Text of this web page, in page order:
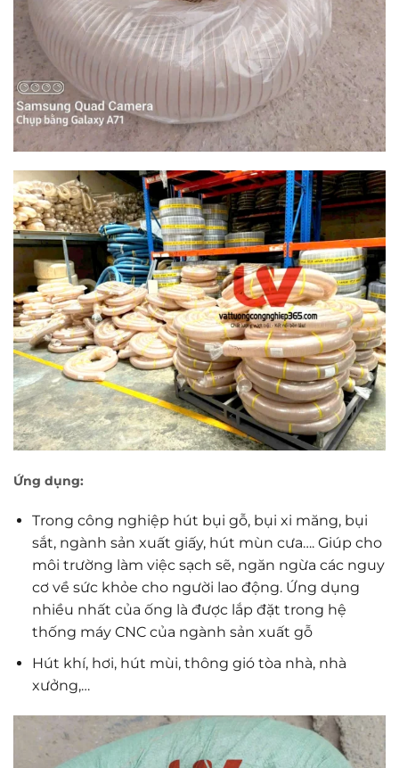
Ứng dụng:
Trong công nghiệp hút bụi gỗ, bụi xi măng, bụi
sắt, ngành sản xuất giấy, hút mùn cưa…. Giúp cho
môi trường làm việc sạch sẽ, ngăn ngừa các nguy
cơ về sức khỏe cho người lao động. Ứng dụng
nhiều nhất của ống là được lắp đặt trong hệ
thống máy CNC của ngành sản xuất gỗ
Hút khí, hơi, hút mùi, thông gió tòa nhà, nhà
xưởng,…